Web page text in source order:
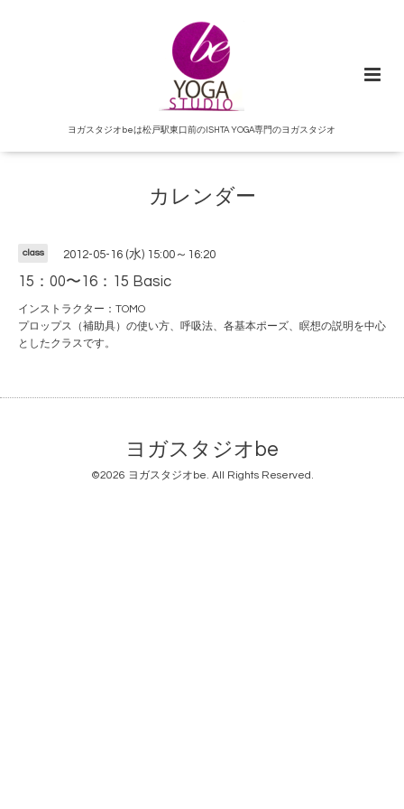
ヨガスタジオbeは松戸駅東口前のISHTA YOGA専門のヨガスタジオ
カレンダー
class 2012-05-16 (水) 15:00～16:20
15：00〜16：15 Basic
インストラクター：TOMO
プロップス（補助具）の使い方、呼吸法、各基本ポーズ、瞑想の説明を中心
としたクラスです。
ヨガスタジオbe
©2026 ヨガスタジオbe. All Rights Reserved.